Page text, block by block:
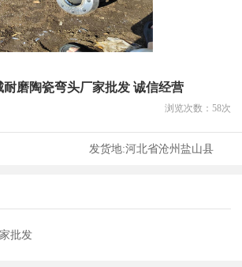
磨陶瓷弯头厂家批发 诚信经营
浏览次数： 58次
发货地:河北省沧州盐山县
批发